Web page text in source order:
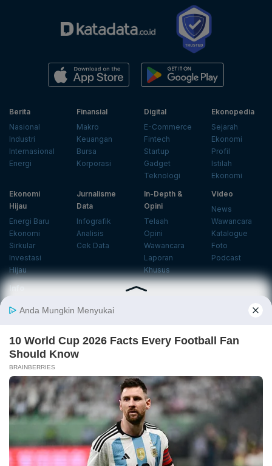
Berita
Nasional
Industri
Internasional
Energi
Finansial
Makro
Keuangan
Bursa
Korporasi
Digital
E-Commerce
Fintech
Startup
Gadget
Teknologi
Ekonopedia
Sejarah
Ekonomi
Profil
Istilah
Ekonomi
Ekonomi
Hijau
Energi Baru
Ekonomi
Sirkular
Investasi
Hijau
Jurnalisme
Data
Infografik
Analisis
Cek Data
In-Depth &
Opini
Telaah
Opini
Wawancara
Laporan
Khusus
Video
News
Wawancara
Katalogue
Foto
Podcast
Info
Center
Databoks
Langganan Newsletter
Daftar
Ikuti Kami